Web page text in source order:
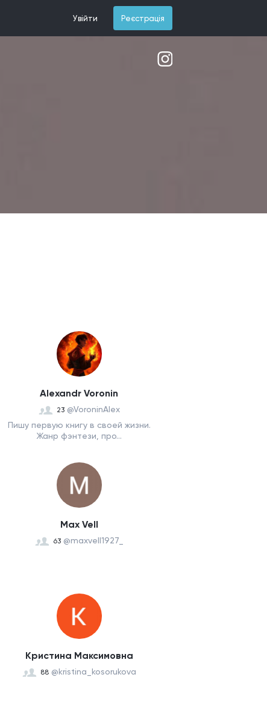
Увійти Реєстрація
Alexandr Voronin
23 @VoroninAlex
Пишу первую книгу в своей жизни.
Жанр фэнтези, про...
Max Vell
63 @maxvell1927_
Кристина Максимовна
88 @kristina_kosorukova